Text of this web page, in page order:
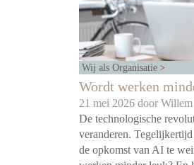
Wij als Organisatie
Wordt werken
21 mei 2026 door
De technologische
veranderen.
de opkomst van AI te